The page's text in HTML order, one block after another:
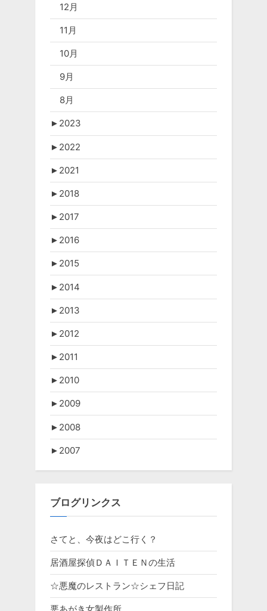
12月
11月
10月
9月
8月
► 2023
► 2022
► 2021
► 2018
► 2017
► 2016
► 2015
► 2014
► 2013
► 2012
► 2011
► 2010
► 2009
► 2008
► 2007
ブログリンクス
さてと、今夜はどこ行く？
居酒屋探偵ＤＡＩＴＥＮの生活
☆悪魔のレストラン☆シェフ日記